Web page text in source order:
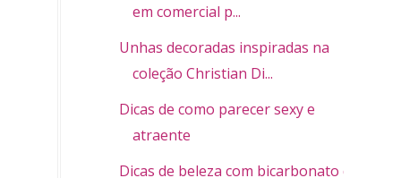
em comercial p...
Unhas decoradas inspiradas na
coleção Christian Di...
Dicas de como parecer sexy e
atraente
Dicas de beleza com bicarbonato de